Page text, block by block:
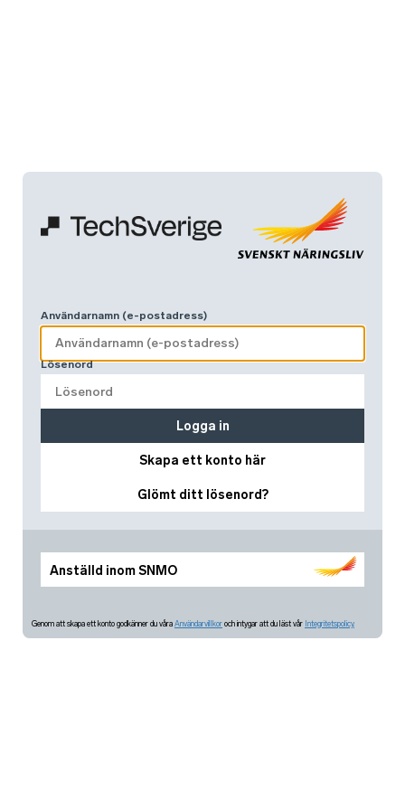
Anställd inom SNMO
Användarnamn (e-postadress)
Lösenord
Skapa ett konto här
Glömt ditt lösenord?
Logga in
Genom att skapa ett konto godkänner du våra Användarvillkor och intygar att du läst vår Integritetspolicy.